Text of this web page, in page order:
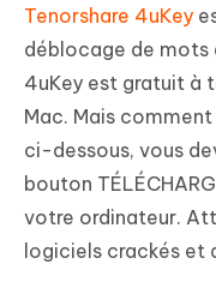
Tenorshare 4uKey
déblocage de mots
4uKey est gratuit à
Mac. Mais
ci-dessous, vous
bouton
votre ordinateur.
logiciels crackés et